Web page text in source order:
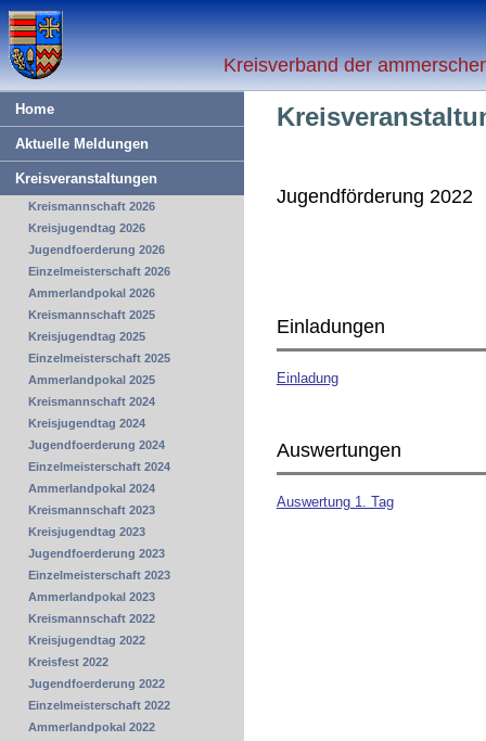
Kreisverband der
Jugendförderung 2022
Einladungen
Einladung
Auswertungen
Auswertung 1. Tag
Home
Aktuelle Meldungen
Kreisveranstaltungen
Kreismannschaft 2026
Kreisjugendtag 2026
Jugendfoerderung 2026
Einzelmeisterschaft 2026
Ammerlandpokal 2026
Kreismannschaft 2025
Kreisjugendtag 2025
Einzelmeisterschaft 2025
Ammerlandpokal 2025
Kreismannschaft 2024
Kreisjugendtag 2024
Jugendfoerderung 2024
Einzelmeisterschaft 2024
Ammerlandpokal 2024
Kreismannschaft 2023
Kreisjugendtag 2023
Jugendfoerderung 2023
Einzelmeisterschaft 2023
Ammerlandpokal 2023
Kreismannschaft 2022
Kreisjugendtag 2022
Kreisfest 2022
Jugendfoerderung 2022
Einzelmeisterschaft 2022
Ammerlandpokal 2022